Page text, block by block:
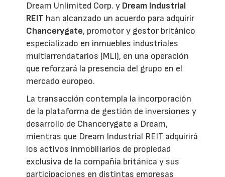
Dream Unlimited Corp. y Dream Industrial
REIT han alcanzado un acuerdo para adquirir
Chancerygate, promotor y gestor británico
especializado en inmuebles industriales
multiarrendatarios (MLI), en una operación
que reforzará la presencia del grupo en el
mercado europeo.
La transacción contempla la incorporación
de la plataforma de gestión de inversiones y
desarrollo de Chancerygate a Dream,
mientras que Dream Industrial REIT adquirirá
los activos inmobiliarios de propiedad
exclusiva de la compañía británica y sus
participaciones en distintas empresas